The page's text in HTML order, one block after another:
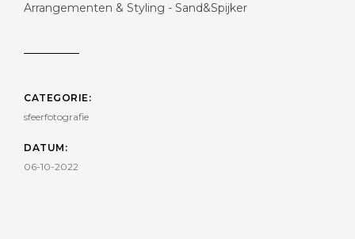
Arrangementen & Styling - Sand&Spijker
CATEGORIE:
sfeerfotografie
DATUM:
06-10-2022